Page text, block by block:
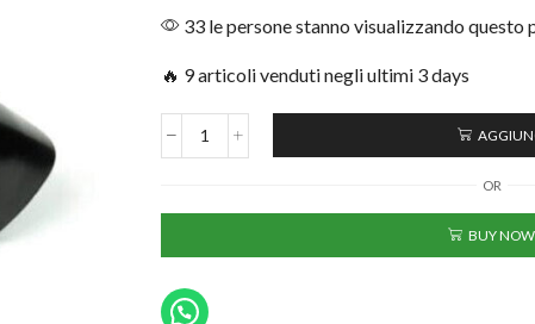
33 le persone stanno visualizzando
🔥 9 articoli venduti negli ultimi 3 days
OR
BUY NOW